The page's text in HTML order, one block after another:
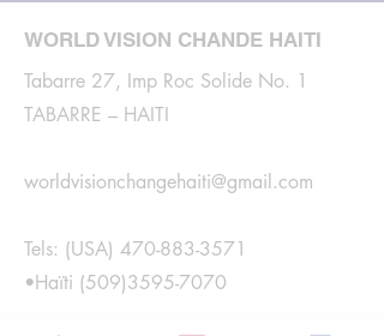
WORLD VISION CHANDE HAITI
Tabarre 27, Imp Roc Solide No. 1
TABARRE – HAITI
worldvisionchangehaiti@gmail.com
Tels: (USA) 470-883-3571
•Haïti (509)3595-7070